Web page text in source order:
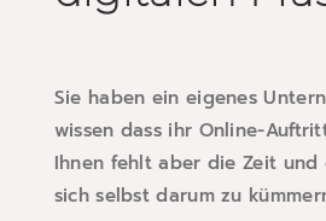
Sie haben ein eigenes
wissen dass ihr Online-
Ihnen fehlt aber die Zeit und
sich selbst darum zu